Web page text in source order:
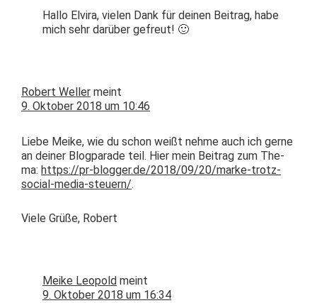
Hal­lo Elvi­ra, vie­len Dank für deinen Beitrag, habe
mich sehr darüber gefreut! 🙂
Robert Weller meint
9. Oktober 2018 um 10:46
Liebe Meike, wie du schon weißt nehme auch ich gerne
an dein­er Blog­pa­rade teil. Hier mein Beitrag zum The­
ma: https://pr-blogger.de/2018/09/20/marke-trotz-
social-media-steuern/.
Viele Grüße, Robert
Meike Leopold meint
9. Oktober 2018 um 16:34